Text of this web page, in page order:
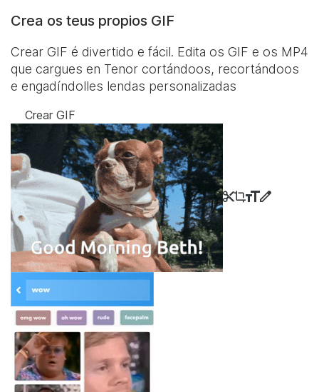
Crea os teus propios GIF
Crear GIF é divertido e fácil. Edita os GIF e os MP4
que cargues en Tenor cortándoos, recortándoos
e engadíndolles lendas personalizadas
Crear GIF